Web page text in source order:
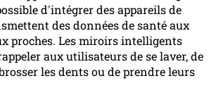
d'intégrer des appareils de
des données de santé aux
proches. Les miroirs intelligents
aux utilisateurs de se laver, de
les dents ou de prendre leurs